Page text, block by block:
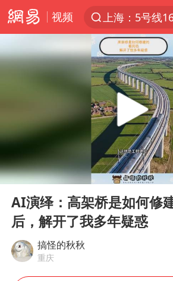
视频
上海有出现龙
白海豚逼近浙
Play
00:00
AI演绎：高架桥是如何修
后，解开了我多年疑惑
搞怪的秋秋
重庆